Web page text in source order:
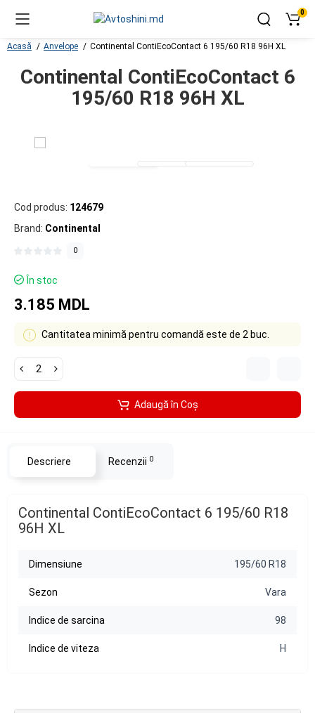
0
Acasă Anvelope Continental ContiEcoContact 6 195/60 R18 96H XL
Continental ContiEcoContact 6
195/60 R18 96H XL
Cod produs: 124679
Brand: Continental
0
În stoc
3.185 MDL
Cantitatea minimă pentru comandă este de 2 buc.
Adaugă în Coş
Descriere Recenzii 0
Continental ContiEcoContact 6 195/60 R18
96H XL
Dimensiune 195/60 R18
Sezon Vara
Indice de sarcina 98
Indice de viteza H